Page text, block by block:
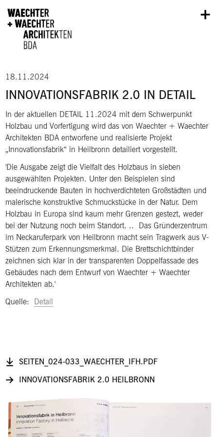
18.11.2024
INNOVATIONSFABRIK 2.0 IN DETAIL
In der aktuellen DETAIL 11.2024 mit dem Schwerpunkt
Holzbau und Vorfertigung wird das von Waechter + Waechter
Architekten BDA entworfene und realisierte Projekt
„Innovationsfabrik“ in Heilbronn detailiert vorgestellt.
'Die Ausgabe zeigt die Vielfalt des Holzbaus in sieben
ausgewählten Projekten. Unter den Beispielen sind
beeindruckende Bauten in hochverdichteten Großstädten und
malerische konstruktive Schmuckstücke in der Natur. Dem
Holzbau in Europa sind kaum mehr Grenzen gestezt, weder
bei der Nutzung noch beim Standort. .. Das Gründerzentrum
im Neckaruferpark von Heilbronn macht sein Tragwerk aus V-
Stützen zum Erkennungsmerkmal. Die Brettschichtbinder
zeichnen sich klar in der transparenten Doppelfassade des
Gebäudes nach dem Entwurf von Waechter + Waechter
Architekten ab.'
Quelle: Detail
SEITEN_024-033_WAECHTER_IFH.PDF
INNOVATIONSFABRIK 2.0 HEILBRONN